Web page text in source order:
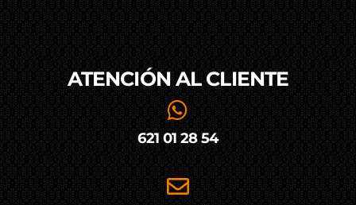
ATENCIÓN AL CLIENTE
621 01 28 54